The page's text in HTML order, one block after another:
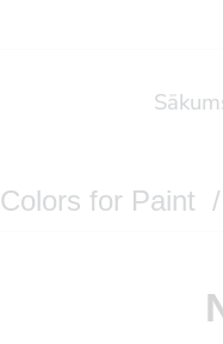
Colors for Paint